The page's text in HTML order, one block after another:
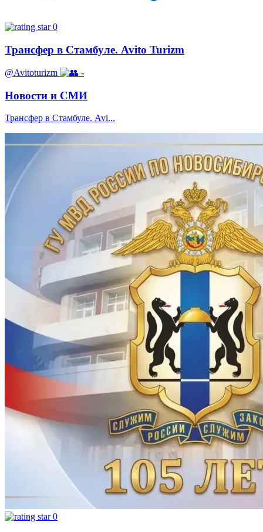
0
Трансфер в Стамбуле. Avito Turizm
@Avitoturizm -
Новости и СМИ
Трансфер в Стамбуле. Avi...
0